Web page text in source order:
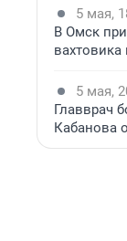
5 мая,
В Омск
вахтовика
5 мая,
Главврач
Кабанова